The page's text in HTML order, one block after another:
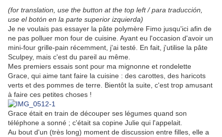
(for translation, use the button at the top left / para traducción,
use el botón en la parte superior izquierda)
Je ne voulais pas essayer la pâte polymère Fimo jusqu'ici afin de
ne pas polluer mon four de cuisine. Ayant eu l'occasion d'avoir un
mini-four grille-pain récemment, j'ai testé. En fait, j'utilise la pâte
Sculpey, mais c'est du pareil au même.
Mes premiers essais sont pour ma mignonne et rondelette
Grace, qui aime tant faire la cuisine : des carottes, des haricots
verts et des pommes de terre. Bientôt la suite, c'est trop amusant
à faire ces petites choses !
Grace était en train de découper ses légumes quand son
téléphone a sonné ; c'était sa copine Julie qui l'appelait.
Au bout d'un (très long) moment de discussion entre filles, elle a